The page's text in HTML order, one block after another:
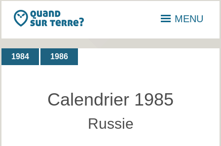
MENU
1984 1986
Calendrier 1985
Russie